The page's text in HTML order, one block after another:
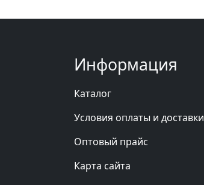
Информация
Каталог
Условия оплаты и доставки
Оптовый прайс
Карта сайта